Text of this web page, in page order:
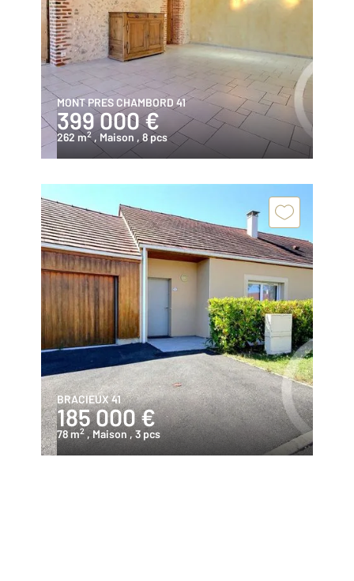
MONT PRES CHAMBORD 41
399 000 €
262 m2 , Maison , 8 pcs
BRACIEUX 41
185 000 €
78 m2 , Maison, 3 pcs